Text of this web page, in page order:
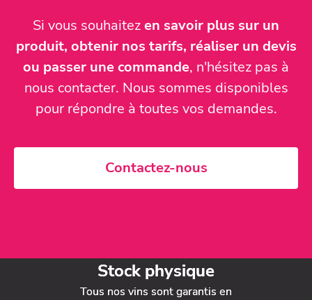
Si vous souhaitezen savoir plus sur un
produit, obtenir nos tarifs, réaliser un devis
ou passer une commande, n'hésitez pas à
nous contacter. Nous sommes disponibles
pour répondre à toutes vos demandes.
Contactez-nous
Stock physique
Tous nos vins sont garantis en